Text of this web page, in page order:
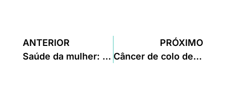
ANTERIOR
Saúde da mulher: Exames que toda mulher tem que fazer
PRÓXIMO
Câncer de colo de útero & HPV: como diagnosticar, como tratar e como prevenir